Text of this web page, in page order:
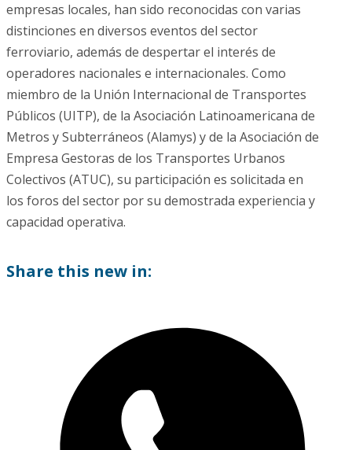
empresas locales, han sido reconocidas con varias
distinciones en diversos eventos del sector
ferroviario, además de despertar el interés de
operadores nacionales e internacionales. Como
miembro de la Unión Internacional de Transportes
Públicos (UITP), de la Asociación Latinoamericana de
Metros y Subterráneos (Alamys) y de la Asociación de
Empresa Gestoras de los Transportes Urbanos
Colectivos (ATUC), su participación es solicitada en
los foros del sector por su demostrada experiencia y
capacidad operativa.
Share this new in: